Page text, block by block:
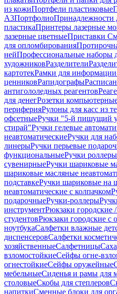
из кожиПортфели пластиковые
А3ПортфолиоПринадлежности
пластикаПринтеры лазерные
лазерные цветныеПриставки
для опломбирования
нейПрофессиональные наборы
художниковРазделители
картотекРамки для
ценниковРапидографы
антигололедных реагентов
для денегРозетки
периферияРулоны для касс из
офсетныеРучки "5-й пишущий
стирай"Ручки гелевые
неавтоматическиеРучки для
линерыРучки перьевые
функциональныеРучки
сувенирныеРучки шариковые
шариковые масляные
подставкеРучки шариковые на
неавтоматические с колпачком
подарочныеРучки-роллеры
инструментРюкзаки городские
студентовРюкзаки городские с
ноутбукаСалфетки влажные
диспенсеровСалфетки
хозяйственныеСалфетницы
взломостойкиеСейфы огне-
огнестойкиеСейфы оружейные
мебельныеСиденья и рамы для
столовыеСкобы для степлеров
напиткиСменные блоки для